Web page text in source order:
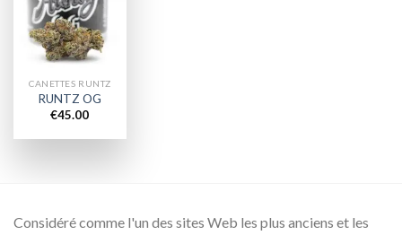
Add to
wishlist
CANETTES RUNTZ
RUNTZ OG
€45.00
Considéré comme l'un des sites Web les plus anciens et les